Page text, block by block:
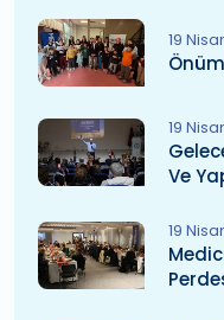
19
19
Ve
19